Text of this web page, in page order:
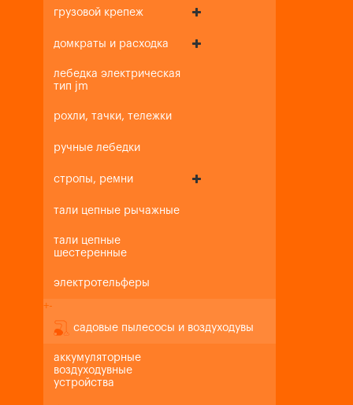
грузовой крепеж
домкраты и расходка
лебедка электрическая
тип jm
рохли, тачки, тележки
ручные лебедки
стропы, ремни
тали цепные рычажные
тали цепные
шестеренные
электротельферы
+-
садовые пылесосы и воздуходувы
аккумуляторные
воздуходувные
устройства